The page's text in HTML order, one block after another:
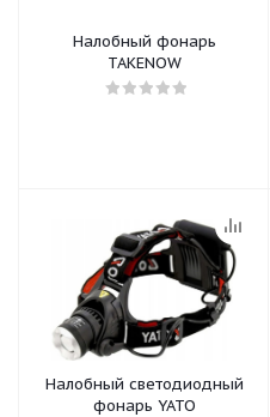
Налобный фонарь
TAKENOW
Налобный светодиодный
фонарь YATO